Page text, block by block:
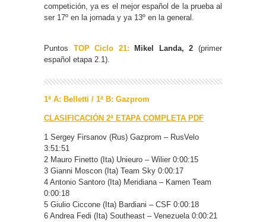
competición, ya es el mejor español de la prueba al
ser 17º en la jornada y ya 13º en la general.
Puntos TOP Ciclo 21: Mikel Landa, 2 (primer
español etapa 2.1).
1ª A: Belletti / 1ª B: Gazprom
CLASIFICACIÓN 2ª ETAPA COMPLETA PDF
1 Sergey Firsanov (Rus) Gazprom – RusVelo
3:51:51
2 Mauro Finetto (Ita) Unieuro – Wilier 0:00:15
3 Gianni Moscon (Ita) Team Sky 0:00:17
4 Antonio Santoro (Ita) Meridiana – Kamen Team
0:00:18
5 Giulio Ciccone (Ita) Bardiani – CSF 0:00:18
6 Andrea Fedi (Ita) Southeast – Venezuela 0:00:21